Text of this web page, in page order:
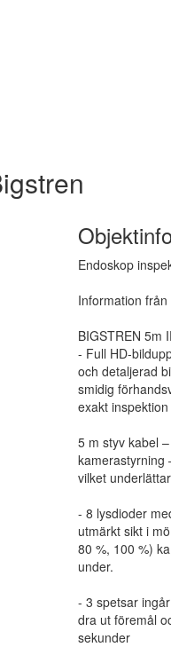
Endoskop
Information från
BIGSTREN 5m
- Full HD-
och detaljerad
smidig
exakt
5 m styv kabel
kamerastyrning
vilket
- 8 lysdioder
utmärkt sikt i
80 %, 100 %)
under.
- 3 spetsar
dra ut föremål
sekunder